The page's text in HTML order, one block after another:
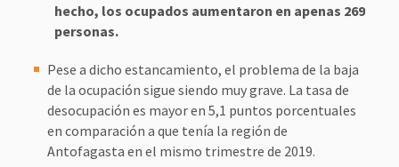
hecho, los ocupados aumentaron en apenas 269
personas.
Pese a dicho estancamiento, el problema de la baja
de la ocupación sigue siendo muy grave. La tasa de
desocupación es mayor en 5,1 puntos porcentuales
en comparación a que tenía la región de
Antofagasta en el mismo trimestre de 2019.